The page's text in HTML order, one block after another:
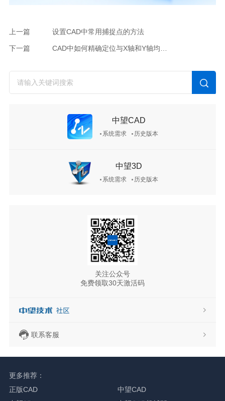
上一篇 设置CAD中常用捕捉点的方法
下一篇 CAD中如何精确定位与X轴和Y轴均保持特定距离？
中望CAD
系统需求 历史版本
中望3D
系统需求 历史版本
关注公众号
免费领取30天激活码
联系客服
更多推荐：
正版CAD
中望CAD